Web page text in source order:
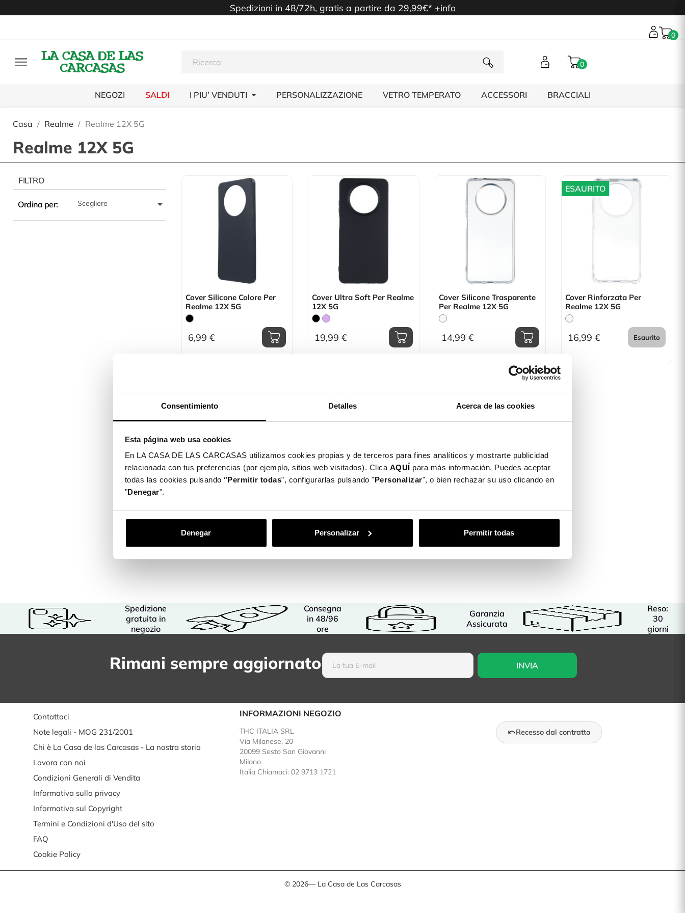
Consentimiento Detalles Acerca de las cookies
Esta página web usa cookies
En LA CASA DE LAS CARCASAS utilizamos cookies propias y de terceros para fines analíticos y mostrarte publicidad
relacionada con tus preferencias (por ejemplo, sitios web visitados). Clica AQUÍ para más información. Puedes aceptar
todas las cookies pulsando ‘’Permitir todas”, configurarlas pulsando "Personalizar", o bien rechazar su uso clicando en
"Denegar".
Denegar Personalizar Permitir todas
Spedizioni in 48/72h, gratis a partire da 29,99€* +info
0
 0
NEGOZI SALDI I PIU’ VENDUTI PERSONALIZZAZIONE VETRO TEMPERATO ACCESSORI BRACCIALI
Casa Realme Realme 12X 5G
Realme 12X 5G
FILTRO
Ordina per: Scegliere 
Cover Silicone Colore Per
Realme 12X 5G
6,99 €
Cover Ultra Soft Per Realme
12X 5G
19,99 €
Cover Silicone Trasparente
Per Realme 12X 5G
14,99 €
Cover Rinforzata Per
Realme 12X 5G
16,99 € Esaurito
ESAURITO
Visualizzazione di 1-4 di 4 articolo/i
Spedizione
gratuita in
negozio
Consegna
in 48/96
ore
Garanzia
Assicurata
Reso:
30
giorni
Rimani sempre aggiornato
Contattaci
Note legali - MOG 231/2001
Chi è La Casa de las Carcasas - La nostra storia
Lavora con noi
Condizioni Generali di Vendita
Informativa sulla privacy
Informativa sul Copyright
Termini e Condizioni d'Uso del sito
FAQ
Cookie Policy
INFORMAZIONI NEGOZIO
THC ITALIA SRL
Via Milanese, 20
20099 Sesto San Giovanni
Milano
Italia Chiamaci: 02 9713 1721
Recesso dal contratto
© 2026— La Casa de Las Carcasas